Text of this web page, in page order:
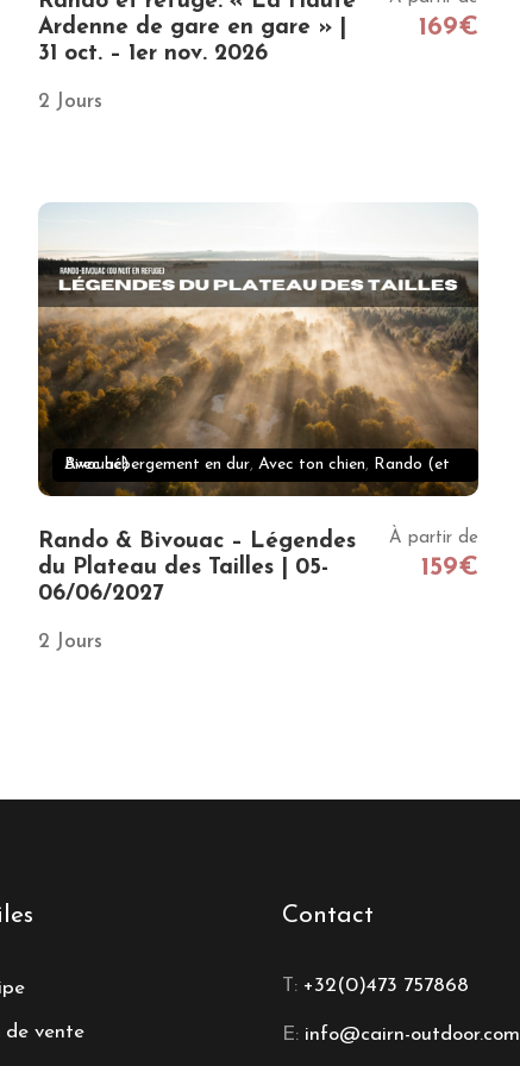
Ardenne de gare en gare » |
31 oct. – 1er nov. 2026
169€
2 Jours
Avec hébergement en dur, Avec ton chien,
Rando (et Bivouac)
Rando & Bivouac – Légendes
du Plateau des Tailles | 05-
06/06/2027
À partir de
159€
2 Jours
de vente
Contact
T: +32(0)473 757868
E: info@cairn-outdoor.com